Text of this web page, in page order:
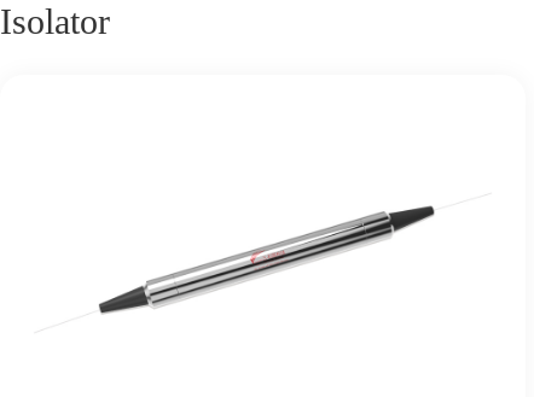
Isolator